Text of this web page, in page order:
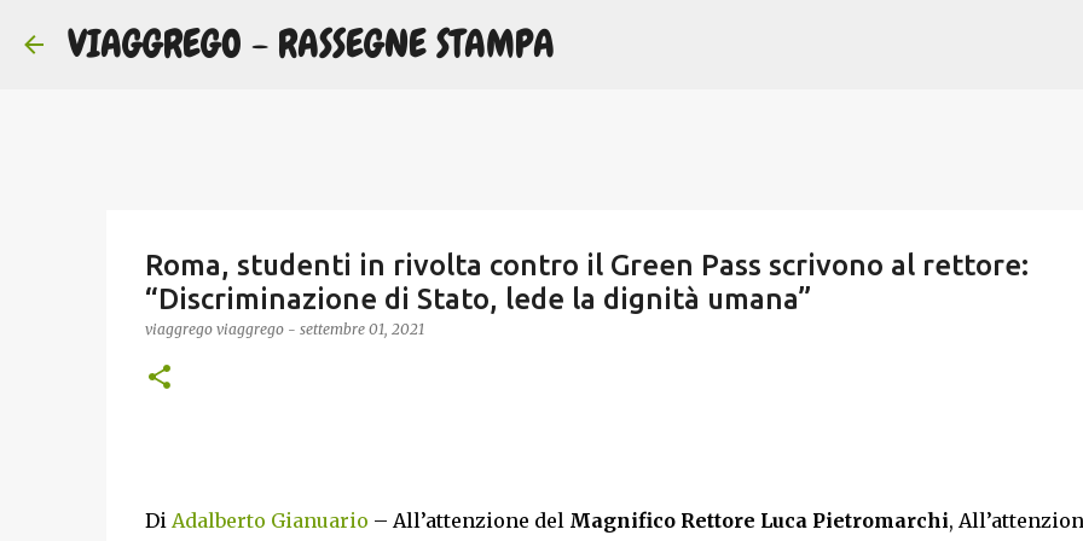
VIAGGREGO - RASSEGNE STAMPA
Roma, studenti in rivolta contro il Green Pass scrivono al rettore:
“Discriminazione di Stato, lede la dignità umana”
viaggrego viaggrego - settembre 01, 2021
Di Adalberto Gianuario – All’attenzione del Magnifico Rettore Luca Pietromarchi,